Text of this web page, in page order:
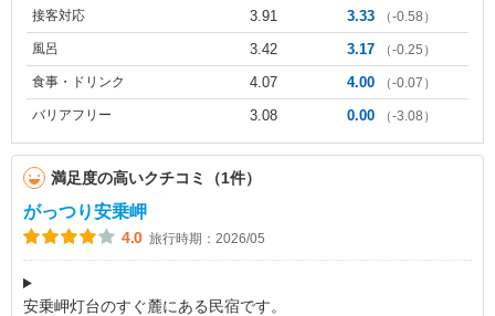
接客対応 3.91 3.33 （-0.58）
風呂 3.42 3.17 （-0.25）
食事・ドリンク 4.07 4.00 （-0.07）
バリアフリー 3.08 0.00 （-3.08）
満足度の高いクチコミ（1件）
がっつり安乗岬
4.0 旅行時期：2026/05
安乗岬灯台のすぐ麓にある民宿です。